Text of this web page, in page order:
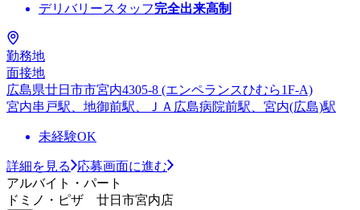
デリバリースタッフ完全出来高制
勤務地
面接地
広島県廿日市市宮内4305-8 (エンペランスひむら1F-A)
宮内串戸駅、地御前駅、ＪＡ広島病院前駅、宮内(広島)駅
未経験OK
詳細を見る
応募画面に進む
アルバイト・パート
ドミノ・ピザ 廿日市宮内店